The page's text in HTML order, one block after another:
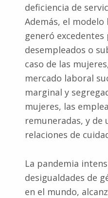
deficiencia de
Además, el
generó
desempleados o
caso de las
mercado laboral
marginal y
mujeres, las
remuneradas, y de
relaciones de
La pandemia
desigualdades de
en el mundo,